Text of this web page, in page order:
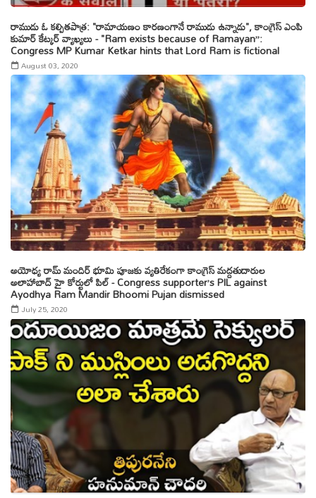
రాముడు ఓ కల్పితపాత్ర: "రామాయణం కారణంగానే రాముడు ఉన్నాడు", కాంగ్రెస్ ఎంపి
కుమార్ కేట్కర్ వ్యాఖ్యలు - "Ram exists because of Ramayan”:
Congress MP Kumar Ketkar hints that Lord Ram is fictional
August 03, 2020
అయోధ్య రామ్ మందిర్ భూమి పూజ‌కు వ్యతిరేకంగా కాంగ్రెస్ మద్దతుదారుల
అలాహాబాద్ హై కోర్టులో పిల్ - Congress supporter’s PIL against
Ayodhya Ram Mandir Bhoomi Pujan dismissed
July 25, 2020